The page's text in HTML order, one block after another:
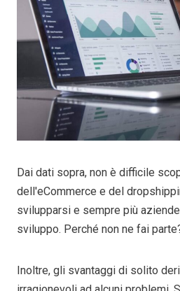
Dai dati sopra, non è difficile
dell'eCommerce e del
svilupparsi e sempre più
sviluppo. Perché non ne fai
Inoltre, gli svantaggi di solito